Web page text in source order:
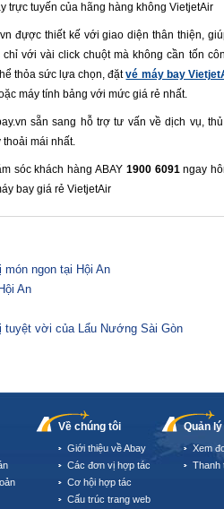
trực tuyến của hãng hàng không VietjetAir
đựợc thiết kế với giao diện thân thiện,
chỉ với vài click chuột mà không cần tốn
thỏa sức lựa chọn, đặtvé máy bay
máy tính bảng với mức giá rẻ nhất.
sẵn sang hỗ trợ tư vấn về dịch vụ,
thoải mái nhất.
sóc khách hàng ABAY 1900 6091ngay
bay giá rẻ VietjetAir
ngon tại Hội An
An
vời của Lẩu Nướng Sài Gòn
Về chúng tôi
Giới thiệu về Abay
Các đơn vị hợp tác
Cơ hội hợp tác
Cấu trúc trang web
Quản
Xem
Thanh